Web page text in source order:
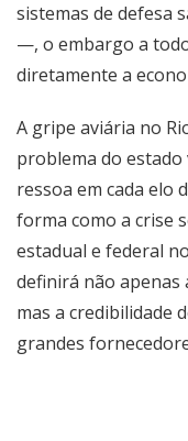
sistemas de defesa
—, o embargo a
diretamente a
A gripe aviária no
problema do
ressoa em cada elo
forma como a crise
estadual e federal
definirá não apenas
mas a credibilidade
grandes